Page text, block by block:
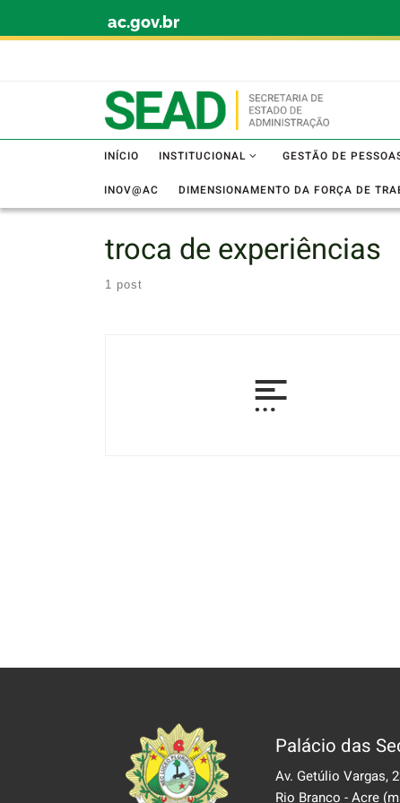
ac.gov.br
INÍCIO INSTITUCIONAL GESTÃO DE
INOV@AC DIMENSIONAMENTO DA FORÇA DE
troca de experiências
1 post
Palácio das
Av. Getúlio Vargas,
Rio Branco - Acre